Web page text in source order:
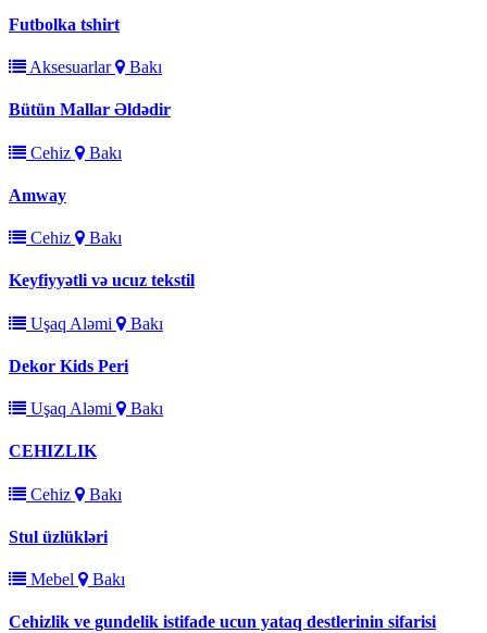
Futbolka tshirt
Aksesuarlar Bakı
Bütün Mallar Əldədir
Cehiz Bakı
Amway
Cehiz Bakı
Keyfiyyətli və ucuz tekstil
Uşaq Aləmi Bakı
Dekor Kids Peri
Uşaq Aləmi Bakı
CEHIZLIK
Cehiz Bakı
Stul üzlükləri
Mebel Bakı
Cehizlik ve gundelik istifade ucun yataq destlerinin sifarisi